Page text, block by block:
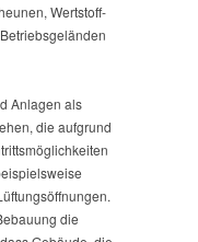
Wertstoff-
Anlagen als
die aufgrund
die